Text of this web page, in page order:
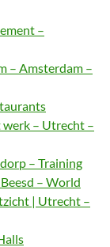
–
– Amsterdam –
– Utrecht –
– Training
– World
| Utrecht –